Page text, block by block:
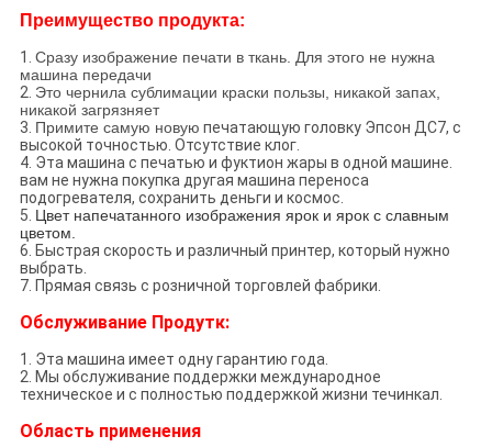
Преимущество продукта:
1. Сразу изображение печати в ткань. Для этого не нужна
машина передачи
2. Это чернила сублимации краски пользы, никакой запах,
никакой загрязняет
3. Примите самую новую печатающую головку Эпсон ДС7, с
высокой точностью. Отсутствие клог.
4. Эта машина с печатью и фуктион жары в одной машине.
вам не нужна покупка другая машина переноса
подогревателя, сохранить деньги и космос.
5. Цвет напечатанного изображения ярок и ярок с славным
цветом.
6. Быстрая скорость и различный принтер, который нужно
выбрать.
7. Прямая связь с розничной торговлей фабрики.
Обслуживание Продутк:
1. Эта машина имеет одну гарантию года.
2. Мы обслуживание поддержки международное
техническое и с полностью поддержкой жизни течинкал.
Область применения